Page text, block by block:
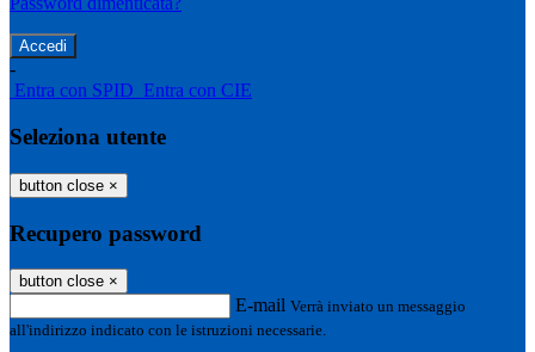
-
Entra con SPID Entra con CIE
Seleziona utente
button close ×
Recupero password
button close ×
E-mail Verrà inviato un messaggio
all'indirizzo indicato con le istruzioni necessarie.